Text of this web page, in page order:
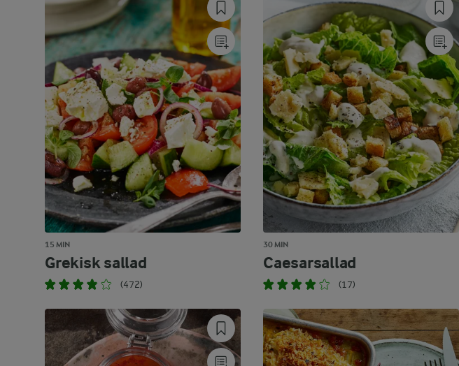
15 MIN
Grekisk sallad
(472)
30 MIN
Caesarsallad
(17)
VINÄGER
TILL
SALLAD
VINÄGERCHIPS
FLÄDERVINÄGER
VINÄGERDRESSING
JORDGUBBSVINÄGER
FIKONVINÄGER